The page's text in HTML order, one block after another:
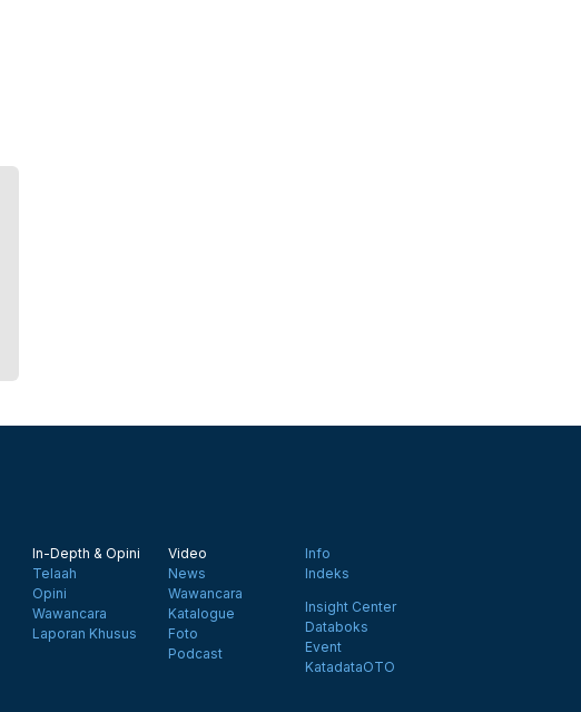
In-Depth & Opini
Telaah
Opini
Wawancara
Laporan Khusus
Video
News
Wawancara
Katalogue
Foto
Podcast
Info
Indeks
Insight Center
Databoks
Event
KatadataOTO